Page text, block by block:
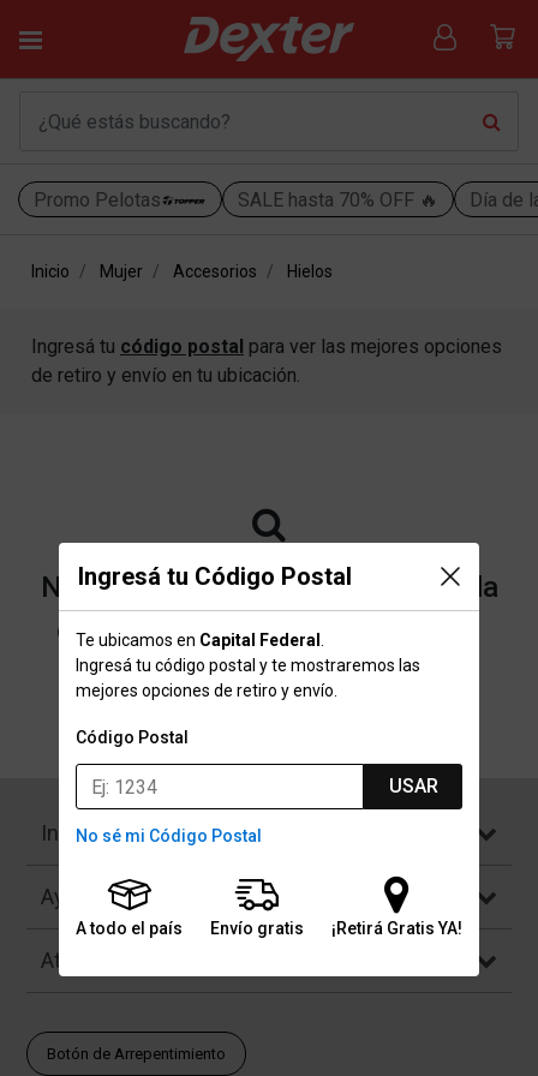
Promo Pelotas SALE hasta 70% OFF 🔥 Día de
Ingresá tu Código Postal
Te ubicamos en Capital Federal
Ingresá tu código postal y te mostraremos las
mejores opciones de retiro y envío.
Código Postal
USAR
No sé mi Código Postal
A todo el país Envío gratis ¡Retirá Gratis YA!
Inicio Mujer Accesorios Hielos
Ingresá tu código postal para ver las mejores opciones
de retiro y envío en tu ubicación.
No encontramos resultados para la
categoría "Hielos" que buscaste.
Institucional
Ayuda
Atención al Cliente
Botón de Arrepentimiento